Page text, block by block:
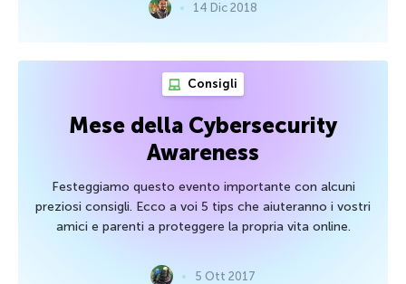
14 Dic 2018
Consigli
Mese della Cybersecurity
Awareness
Festeggiamo questo evento importante con alcuni
preziosi consigli. Ecco a voi 5 tips che aiuteranno i vostri
amici e parenti a proteggere la propria vita online.
5 Ott 2017